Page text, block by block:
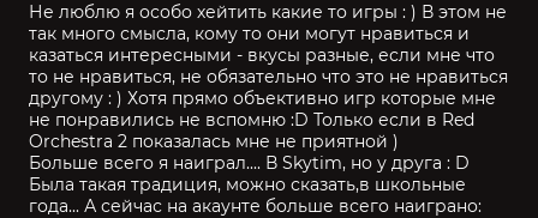
Не люблю я особо хейтить какие то игры : ) В этом не
так много смысла, кому то они могут нравиться и
казаться интересными - вкусы разные, если мне что
то не нравиться, не обязательно что это не нравиться
другому : ) Хотя прямо объективно игр которые мне
не понравились не вспомню :D Только если в Red
Orchestra 2 показалась мне не приятной )
Больше всего я наиграл.... В Skytim, но у друга : D
Была такая традиция, можно сказать,в школьные
года... А сейчас на акаунте больше всего наиграно: